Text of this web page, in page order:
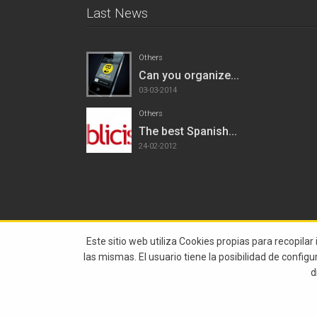
Last News
Others
Can you organize...
03-03-2014
Others
The best Spanish...
24-02-2012
Este sitio web utiliza Cookies propias para
las mismas. El usuario tiene la posibilidad de